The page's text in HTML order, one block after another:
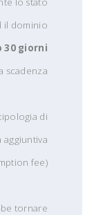
il dominio
30 giorni
scadenza.
di
aggiuntiva
fee).
tornare